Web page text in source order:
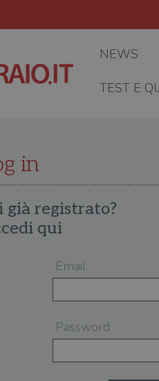
NEWS
TEST E
in
già registrato?
qui
Email
Password